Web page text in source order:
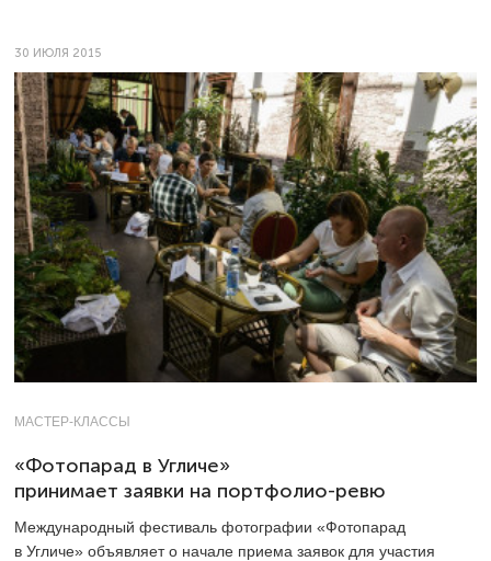
30 ИЮЛЯ 2015
МАСТЕР-КЛАССЫ
«Фотопарад в Угличе»
принимает заявки на портфолио-ревю
Международный фестиваль фотографии «Фотопарад
в Угличе» объявляет о начале приема заявок для участия